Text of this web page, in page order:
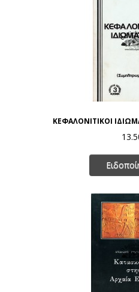
ΚΕΦΑΛΟΝΙΤΙΚΟΙ